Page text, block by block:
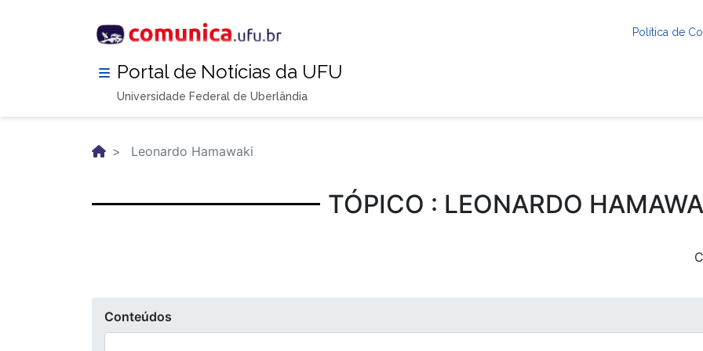
Política de
Portal de Notícias da UFU
Universidade Federal de Uberlândia
Leonardo Hamawaki
TÓPICO : LEONARDO
Conteúdos